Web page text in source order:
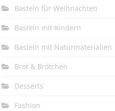
Basteln für Weihnachten
Basteln mit Kindern
Basteln mit Naturmaterialien
Brot & Brötchen
Desserts
Fashion